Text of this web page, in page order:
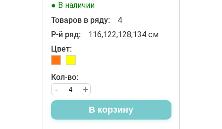
● В наличии
Товаров в ряду:
4
Р-й ряд:
116,122,128,134 см
Цвет:
Кол-во:
+
-
В корзину